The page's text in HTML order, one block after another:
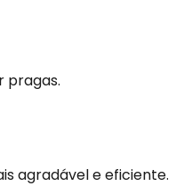
pragas.
agradável e eficiente.